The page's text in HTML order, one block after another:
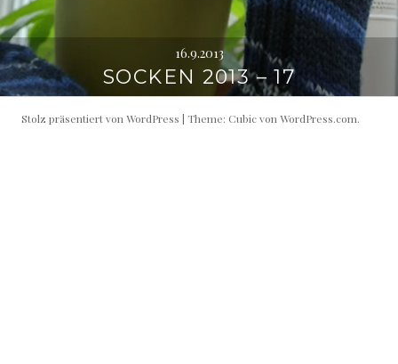
16.9.2013
SOCKEN 2013 – 17
Stolz präsentiert von WordPress | Theme: Cubic von WordPress.com.